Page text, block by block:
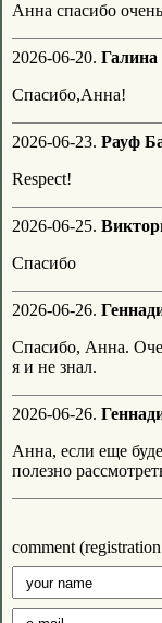
Анна спасибо
2026-06-20. Галина
Спасибо,Анна!
2026-06-23. Рауф
Respect!
2026-06-25.
Спасибо
2026-06-26.
Спасибо, Анна.
я и не знал.
2026-06-26.
Анна, если еще
полезно
comment